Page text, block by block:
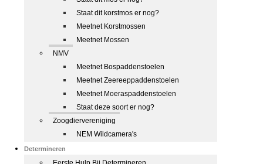
Staat dit korstmos er nog?
Meetnet Korstmossen
Meetnet Mossen
NMV
Meetnet Bospaddenstoelen
Meetnet Zeereeppaddenstoelen
Meetnet Moeraspaddenstoelen
Staat deze soort er nog?
Zoogdiervereniging
NEM Wildcamera's
Determineren